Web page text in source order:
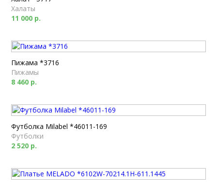
Халаты
11 000 р.
Пижама *3716
Пижамы
8 460 р.
Футболка Milabel *46011-169
Футболки
2 520 р.